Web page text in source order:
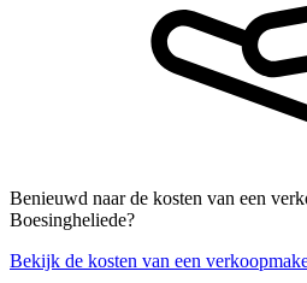
Benieuwd naar de kosten van een
Boesingheliede?
Bekijk de kosten van een